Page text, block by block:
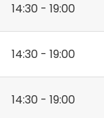
14:30 - 19:00
14:30 - 19:00
14:30 - 19:00